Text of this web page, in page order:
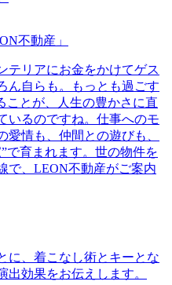
不動産」
テリアにお金をかけてゲス
ん自らも。もっとも過ごす
ことが、人生の豊かさに直
いるのですね。仕事へのモ
情も、仲間との遊びも、
で育まれます。世の物件を
で、LEON不動産がご案内
に、着こなし術とキーとな
出効果をお伝えします。